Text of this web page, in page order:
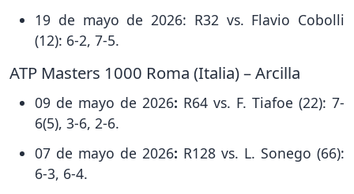
19 de mayo de 2026: R32 vs. Flavio Cobolli
(12): 6-2, 7-5.
ATP Masters 1000 Roma (Italia) – Arcilla
09 de mayo de 2026: R64 vs. F. Tiafoe (22): 7-
6(5), 3-6, 2-6.
07 de mayo de 2026: R128 vs. L. Sonego (66):
6-3, 6-4.